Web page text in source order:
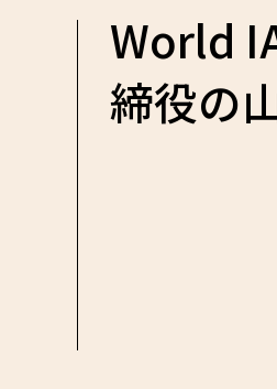
World
締役の